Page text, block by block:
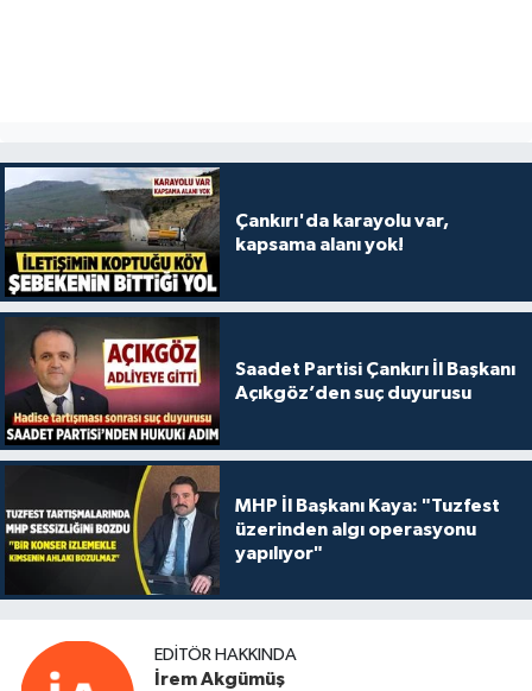
Çankırı'da karayolu var,
kapsama alanı yok!
Saadet Partisi Çankırı İl Başkanı
Açıkgöz’den suç duyurusu
MHP İl Başkanı Kaya: "Tuzfest
üzerinden algı operasyonu
yapılıyor"
EDITÖR HAKKINDA
İrem Akgümüş